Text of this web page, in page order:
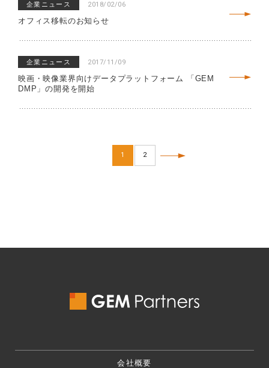
企業ニュース 2018/02/06
オフィス移転のお知らせ
企業ニュース 2017/11/09
映画・映像業界向けデータプラットフォーム 「GEM
DMP」の開発を開始
1 2
会社概要